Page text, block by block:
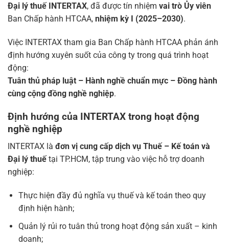
Đại lý thuế INTERTAX, đã được tín nhiệm vai trò Ủy viên
Ban Chấp hành HTCAA, nhiệm kỳ I (2025–2030).
Việc INTERTAX tham gia Ban Chấp hành HTCAA phản ánh
định hướng xuyên suốt của công ty trong quá trình hoạt
động:
Tuân thủ pháp luật – Hành nghề chuẩn mực – Đồng hành
cùng cộng đồng nghề nghiệp.
Định hướng của INTERTAX trong hoạt động
nghề nghiệp
INTERTAX là đơn vị cung cấp dịch vụ Thuế – Kế toán và
Đại lý thuế tại TP.HCM, tập trung vào việc hỗ trợ doanh
nghiệp:
Thực hiện đầy đủ nghĩa vụ thuế và kế toán theo quy
định hiện hành;
Quản lý rủi ro tuân thủ trong hoạt động sản xuất – kinh
doanh;